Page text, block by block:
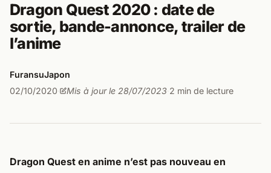
Dragon Quest 2020 : date de
sortie, bande-annonce, trailer de
l’anime
FuransuJapon
02/10/2020· Mis à jour le 28/07/2023· 2 min de lecture
Dragon Quest en anime n’est pas nouveau en